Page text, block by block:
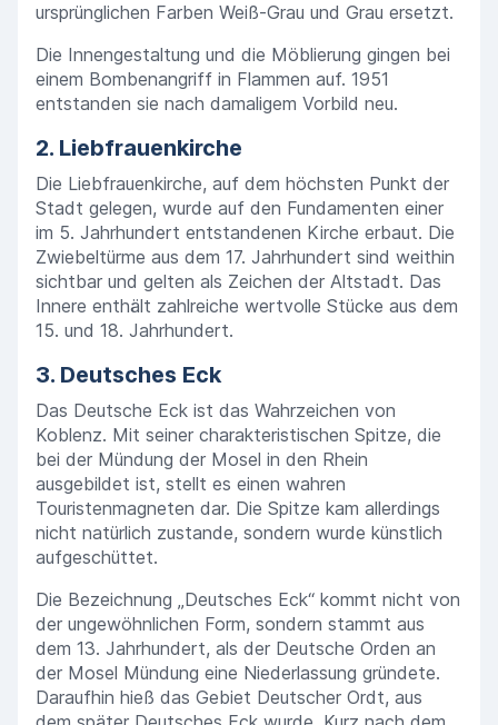
ursprünglichen Farben Weiß-Grau und Grau ersetzt.
Die Innengestaltung und die Möblierung gingen bei
einem Bombenangriff in Flammen auf. 1951
entstanden sie nach damaligem Vorbild neu.
2. Liebfrauenkirche
Die Liebfrauenkirche, auf dem höchsten Punkt der
Stadt gelegen, wurde auf den Fundamenten einer
im 5. Jahrhundert entstandenen Kirche erbaut. Die
Zwiebeltürme aus dem 17. Jahrhundert sind weithin
sichtbar und gelten als Zeichen der Altstadt. Das
Innere enthält zahlreiche wertvolle Stücke aus dem
15. und 18. Jahrhundert.
3. Deutsches Eck
Das Deutsche Eck ist das Wahrzeichen von
Koblenz. Mit seiner charakteristischen Spitze, die
bei der Mündung der Mosel in den Rhein
ausgebildet ist, stellt es einen wahren
Touristenmagneten dar. Die Spitze kam allerdings
nicht natürlich zustande, sondern wurde künstlich
aufgeschüttet.
Die Bezeichnung „Deutsches Eck“ kommt nicht von
der ungewöhnlichen Form, sondern stammt aus
dem 13. Jahrhundert, als der Deutsche Orden an
der Mosel Mündung eine Niederlassung gründete.
Daraufhin hieß das Gebiet Deutscher Ordt, aus